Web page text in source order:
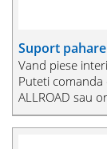
Suport
Vand piese
Puteti
ALLROAD sau